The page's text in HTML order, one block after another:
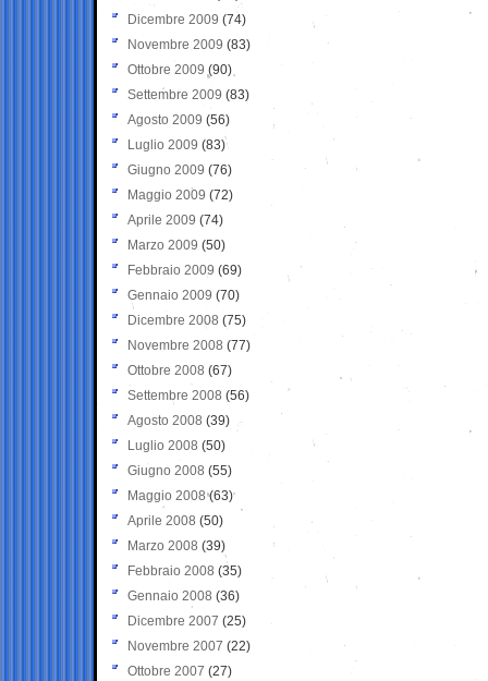
Dicembre 2009 (74)
Novembre 2009 (83)
Ottobre 2009 (90)
Settembre 2009 (83)
Agosto 2009 (56)
Luglio 2009 (83)
Giugno 2009 (76)
Maggio 2009 (72)
Aprile 2009 (74)
Marzo 2009 (50)
Febbraio 2009 (69)
Gennaio 2009 (70)
Dicembre 2008 (75)
Novembre 2008 (77)
Ottobre 2008 (67)
Settembre 2008 (56)
Agosto 2008 (39)
Luglio 2008 (50)
Giugno 2008 (55)
Maggio 2008(63)
Aprile 2008 (50)
Marzo 2008 (39)
Febbraio 2008 (35)
Gennaio 2008 (36)
Dicembre 2007 (25)
Novembre 2007 (22)
Ottobre 2007 (27)